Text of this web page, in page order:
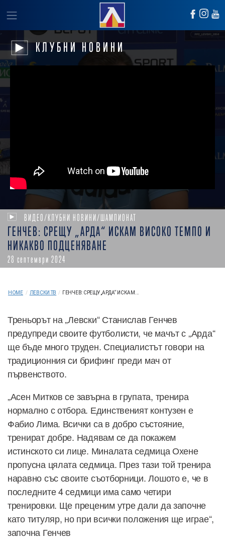
КЛУБНИ НОВИНИ
ВИДЕО/КЛУБНИ НОВИНИ/ШАМПИОНАТ
ГЕНЧЕВ: СРЕЩУ „АРДА“ ИСКАМ ВИСОКО ТЕМПО И
НИКАКВО ПОДЦЕНЯВАНЕ
28 септември 2024
HOME / ЛЕВСКИ ТВ / ГЕНЧЕВ: СРЕЩУ „АРДА“ ИСКАМ...
Треньорът на „Левски“ Станислав Генчев
предупреди своите футболисти, че мачът с „Арда“
ще бъде много труден. Специалистът говори на
традиционния си брифинг преди мач от
първенството.
„Асен Митков се завърна в групата, тренира
нормално с отбора. Единственият контузен е
Фабио Лима. Всички са в добро състояние,
тренират добре. Надявам се да покажем
истинското си лице. Миналата седмица Охене
пропусна цялата седмица. През тази той тренира
наравно със своите съотборници. Лошото е, че в
последните 4 седмици има само четири
тренировки. Ще преценим утре дали да започне
като титуляр, но при всички положения ще играе“,
започна Генчев